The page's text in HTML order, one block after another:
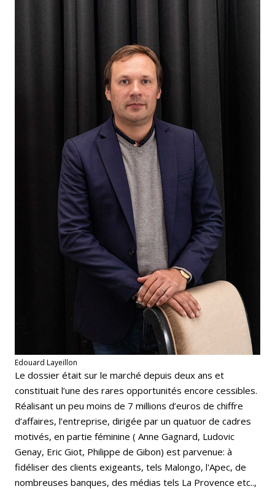
Edouard Layeillon
Le dossier était sur le marché depuis deux ans et
constituait l’une des rares opportunités encore cessibles.
Réalisant un peu moins de 7 millions d’euros de chiffre
d’affaires, l’entreprise, dirigée par un quatuor de cadres
motivés, en partie féminine ( Anne Gagnard, Ludovic
Genay, Eric Giot, Philippe de Gibon) est parvenue: à
fidéliser des clients exigeants, tels Malongo, l'Apec, de
nombreuses banques, des médias tels La Provence etc..,